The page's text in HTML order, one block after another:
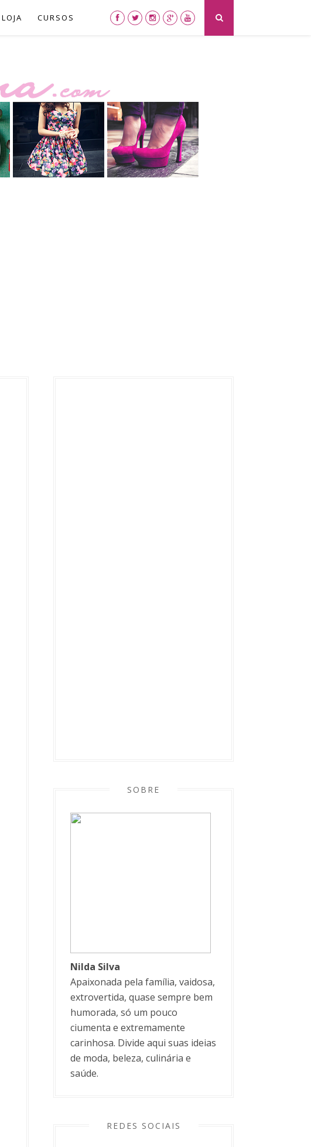
LOJA CURSOS
SOBRE
Nilda Silva
Apaixonada pela família, vaidosa,
extrovertida, quase sempre bem
humorada, só um pouco
ciumenta e extremamente
carinhosa. Divide aqui suas ideias
de moda, beleza, culinária e
saúde.
REDES SOCIAIS